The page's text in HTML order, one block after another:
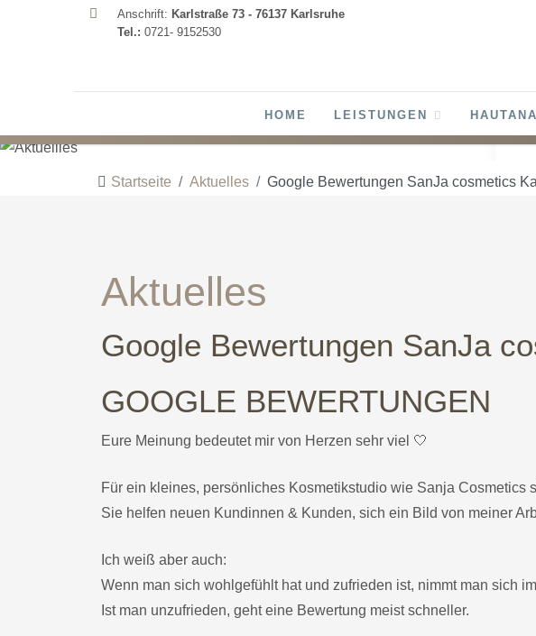
Anschrift: Karlstraße 73 - 76137 Karlsruhe
Tel.: 0721- 9152530
HOME LEISTUNGEN
Startseite Aktuelles Google Bewertungen SanJa cosmetics
Aktuelles
Google Bewertungen SanJa
GOOGLE BEWERTUNGEN
Eure Meinung bedeutet mir von Herzen sehr viel 🤍
Für ein kleines, persönliches Kosmetikstudio wie Sanja
Sie helfen neuen Kundinnen & Kunden, sich ein Bild von meiner
Ich weiß aber auch:
Wenn man sich wohlgefühlt hat und zufrieden ist, nimmt man sich
Ist man unzufrieden, geht eine Bewertung meist schneller.
Hautbildverbesserung Karlsruhe